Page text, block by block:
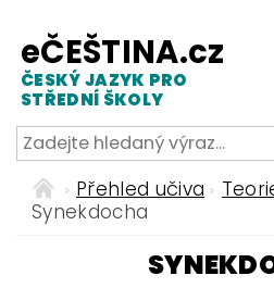
eČEŠTINA.cz
ČESKÝ JAZYK PRO
STŘEDNÍ ŠKOLY
Přehled učiva
Synekdocha